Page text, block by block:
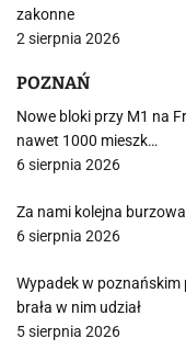
zakonne
2 sierpnia 2026
POZNAŃ
Nowe bloki przy M1 na
nawet 1000 mieszk…
6 sierpnia 2026
Za nami kolejna
6 sierpnia 2026
Wypadek w
brała w nim udział
5 sierpnia 2026